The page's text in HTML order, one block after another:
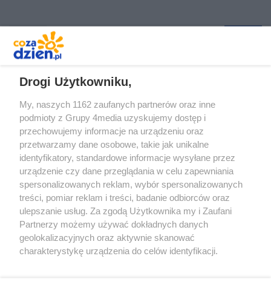
Redakcja Reklama Prywatność
Praca Łódź
the:protocol
Drogi Użytkowniku,
My, naszych 1162 zaufanych partnerów oraz inne
podmioty z Grupy 4media uzyskujemy dostęp i
przechowujemy informacje na urządzeniu oraz
przetwarzamy dane osobowe, takie jak unikalne
identyfikatory, standardowe informacje wysyłane przez
urządzenie czy dane przeglądania w celu zapewniania
spersonalizowanych reklam, wybór spersonalizowanych
treści, pomiar reklam i treści, badanie odbiorców oraz
ulepszanie usług. Za zgodą Użytkownika my i Zaufani
Partnerzy możemy używać dokładnych danych
geolokalizacyjnych oraz aktywnie skanować
charakterystykę urządzenia do celów identyfikacji.